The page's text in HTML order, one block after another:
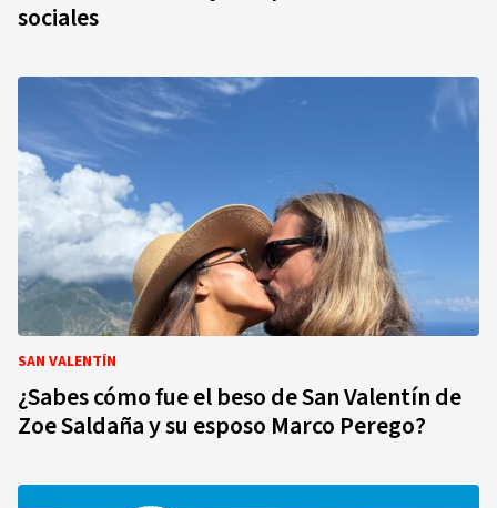
sociales
SAN VALENTÍN
¿Sabes cómo fue el beso de San Valentín de
Zoe Saldaña y su esposo Marco Perego?